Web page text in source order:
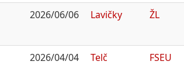
2026/06/06 Lavičky ŽL
2026/04/04 Telč FSEU